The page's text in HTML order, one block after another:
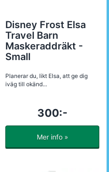
Disney Frost Elsa
Travel Barn
Maskeraddräkt -
Small
Planerar du, likt Elsa, att ge dig
iväg till okänd...
300:-
Mer info »